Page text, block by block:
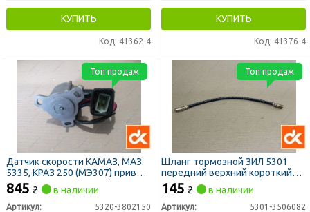
КУПИТЬ
Код: 41362-4
КУПИТЬ
Код: 41376-4
Датчик скорости КАМАЗ, МАЗ
5335, КРАЗ 250 (МЭ307) привод
спидометра (ДК)
845 ₴ в наличии
Артикул:
5320-3802150
Топ продаж
Шланг тормозной ЗИЛ 5301
передний верхний короткий
(ДК)
145 ₴ в наличии
Артикул:
5301-3506082
Топ продаж